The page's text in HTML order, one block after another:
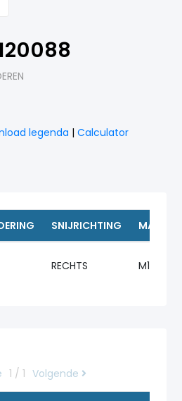
legenda |Calculator
SNIJRICHTING MAAT
RECHTS M12
1 / 1 Volgende